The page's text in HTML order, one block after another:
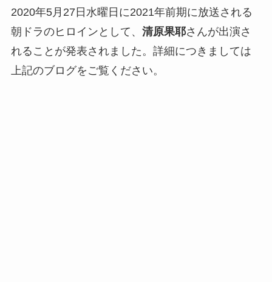
2020年5月27日水曜日に2021年前期に放送される
朝ドラのヒロインとして、 清原果耶さんが出演さ
れることが発表されました。詳細につきましては
上記のブログをご覧ください。